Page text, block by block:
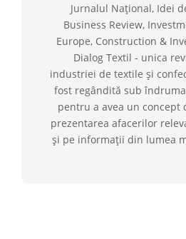
Jurnalul Național, Idei
Business Review,
Europe, Construction &
Dialog Textil - unica
industriei de textile și
fost regândită sub
pentru a avea un concept
prezentarea afacerilor
și pe informații din lumea